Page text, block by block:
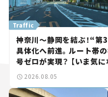
Traffic
神奈川～静岡を結ぶ！“第
具体化へ前進。ルート帯
号ゼロが実現？ 【いま気に
2026.08.05